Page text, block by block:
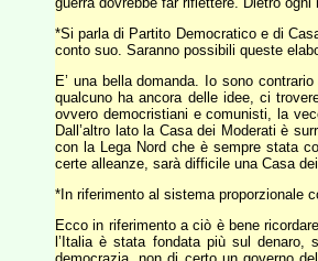
*Si parla di Partito Democratico e di
conto suo. Saranno possibili queste
E’ una bella domanda. Io sono
qualcuno ha ancora delle idee, ci
ovvero democristiani e comunisti, la
Dall’altro lato la Casa dei Moderati è
con la Lega Nord che è sempre stata
certe alleanze, sarà difficile una Casa
*In riferimento al sistema proporzionale
Ecco in riferimento a ciò è bene
l’Italia è stata fondata più sul